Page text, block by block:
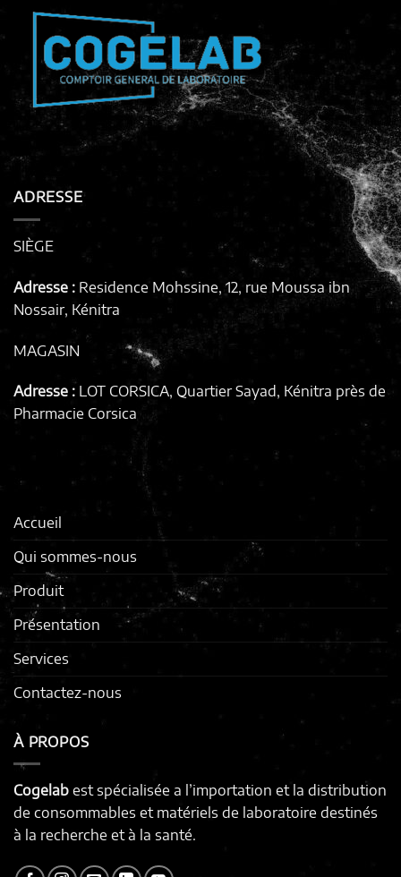
ADRESSE
SIÈGE
Adresse : Residence Mohssine, 12, rue Moussa ibn
Nossair, Kénitra
MAGASIN
Adresse : LOT CORSICA, Quartier Sayad, Kénitra près de
Pharmacie Corsica
Accueil
Qui sommes-nous
Produit
Présentation
Services
Contactez-nous
À PROPOS
Cogelab est spécialisée a l’importation et la distribution
de consommables et matériels de laboratoire destinés
à la recherche et à la santé.